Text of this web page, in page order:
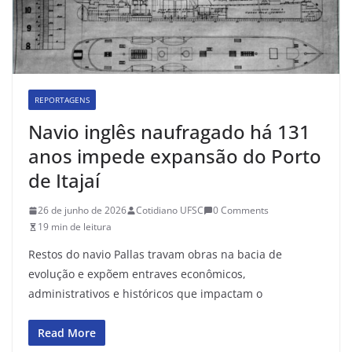
REPORTAGENS
Navio inglês naufragado há 131
anos impede expansão do Porto
de Itajaí
26 de junho de 2026 Cotidiano UFSC
0 Comments
19 min de leitura
Restos do navio Pallas travam obras na bacia de
evolução e expõem entraves econômicos,
administrativos e históricos que impactam o
Read More